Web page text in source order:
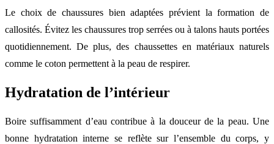
Le choix de chaussures bien adaptées prévient la formation de
callosités. Évitez les chaussures trop serrées ou à talons hauts portées
quotidiennement. De plus, des chaussettes en matériaux naturels
comme le coton permettent à la peau de respirer.
Hydratation de l’intérieur
Boire suffisamment d’eau contribue à la douceur de la peau. Une
bonne hydratation interne se reflète sur l’ensemble du corps, y